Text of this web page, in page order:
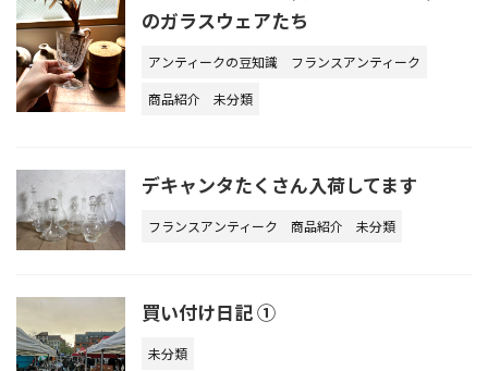
のガラスウェアたち
アンティークの豆知識
フランスアンティーク
商品紹介
未分類
デキャンタたくさん入荷してます
フランスアンティーク 商品紹介 未分類
買い付け日記 ①
未分類